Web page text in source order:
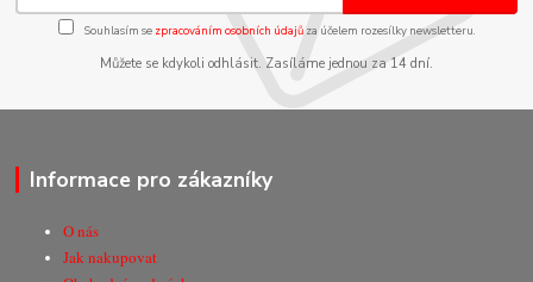
Souhlasím se zpracováním osobních údajůza účelem rozesílky newsletteru.
Můžete se kdykoli odhlásit. Zasíláme jednou za 14 dní.
Informace pro zákazníky
O nás
Jak nakupovat